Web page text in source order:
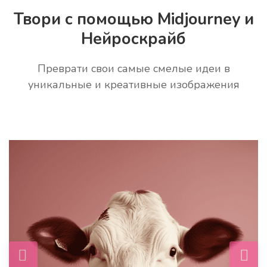
Это удобно, чтобы получать ответы на свои
вопросы быстрее.
Нейроскрайб распознаёт каждый звук и в
результате предоставляет текст.
1
Выберите " Озвучка"
Преобразование вашего текста в аудио-
Выберите нейро-картинки
Инструмент для генерации изображений
с помощью ИИ
Твори с помощью Midjourney и
Нейроскрайб
Преврати свои самые смелые идеи в
уникальные и креативные изображения